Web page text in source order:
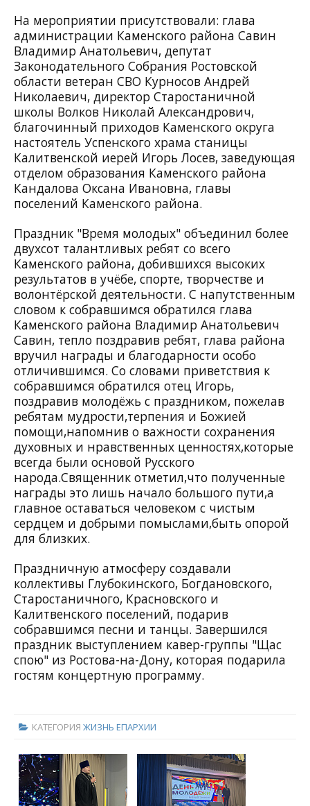
На мероприятии присутствовали: глава
администрации Каменского района Савин
Владимир Анатольевич, депутат
Законодательного Собрания Ростовской
области ветеран СВО Курносов Андрей
Николаевич, директор Старостаничной
школы Волков Николай Александрович,
благочинный приходов Каменского округа
настоятель Успенского храма станицы
Калитвенской иерей Игорь Лосев, заведующая
отделом образования Каменского района
Кандалова Оксана Ивановна, главы
поселений Каменского района.
Праздник "Время молодых" объединил более
двухсот талантливых ребят со всего
Каменского района, добившихся высоких
результатов в учёбе, спорте, творчестве и
волонтёрской деятельности. С напутственным
словом к собравшимся обратился глава
Каменского района Владимир Анатольевич
Савин, тепло поздравив ребят, глава района
вручил награды и благодарности особо
отличившимся. Со словами приветствия к
собравшимся обратился отец Игорь,
поздравив молодёжь с праздником, пожелав
ребятам мудрости,терпения и Божией
помощи,напомнив о важности сохранения
духовных и нравственных ценностях,которые
всегда были основой Русского
народа.Священник отметил,что полученные
награды это лишь начало большого пути,а
главное оставаться человеком с чистым
сердцем и добрыми помыслами,быть опорой
для близких.
Праздничную атмосферу создавали
коллективы Глубокинского, Богдановского,
Старостаничного, Красновского и
Калитвенского поселений, подарив
собравшимся песни и танцы. Завершился
праздник выступлением кавер-группы "Щас
спою" из Ростова-на-Дону, которая подарила
гостям концертную программу.
КАТЕГОРИЯ ЖИЗНЬ ЕПАРХИИ